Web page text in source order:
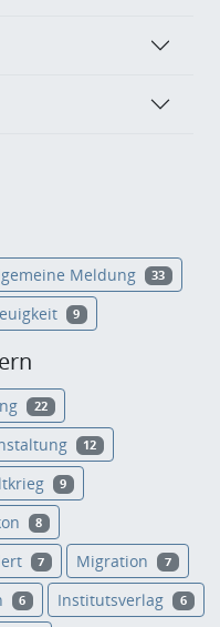
Meldung 33
9
22
12
9
8
7 Migration 7
6 Institutsverlag 6